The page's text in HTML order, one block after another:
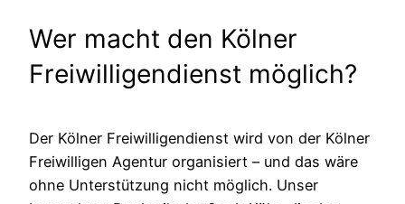
Wer macht den Kölner
Freiwilligendienst möglich?
Der Kölner Freiwilligendienst wird von der Kölner
Freiwilligen Agentur organisiert – und das wäre
ohne Unterstützung nicht möglich. Unser